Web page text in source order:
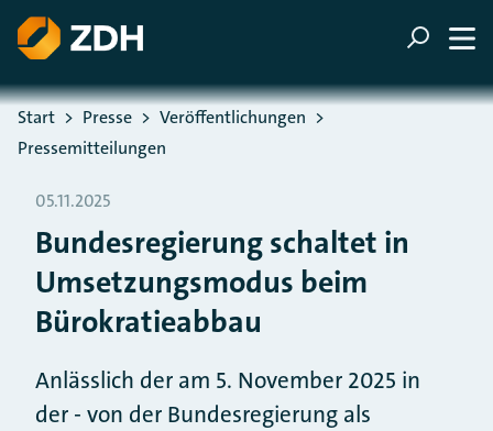
ZUM HAUPTINHALT SPRINGEN
ZUR SUCHE SPRINGEN
Sie befinden sich hier:
Start Presse
Veröffentlichungen
Pressemitteilungen
05.11.2025
Bundesregierung schaltet in
Umsetzungsmodus beim
Bürokratieabbau
Anlässlich der am 5. November 2025 in
der - von der Bundesregierung als